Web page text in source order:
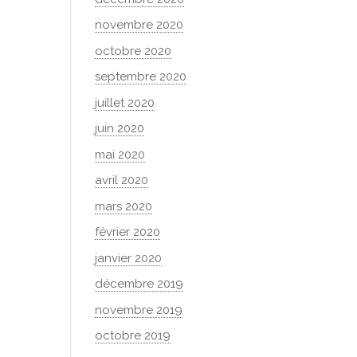
novembre 2020
octobre 2020
septembre 2020
juillet 2020
juin 2020
mai 2020
avril 2020
mars 2020
février 2020
janvier 2020
décembre 2019
novembre 2019
octobre 2019